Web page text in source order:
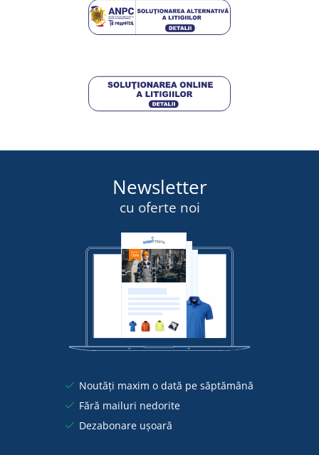
Newsletter
cu oferte noi
Noutăți maxim o dată pe săptămână
Fără mailuri nedorite
Dezabonare ușoară